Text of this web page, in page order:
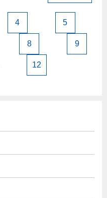
4 5
8 9
12